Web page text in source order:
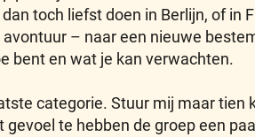
toch liefst doen in Berlijn, of in
– naar een nieuwe
bent en wat je kan verwachten.
categorie. Stuur mij maar tien
gevoel te hebben de groep een